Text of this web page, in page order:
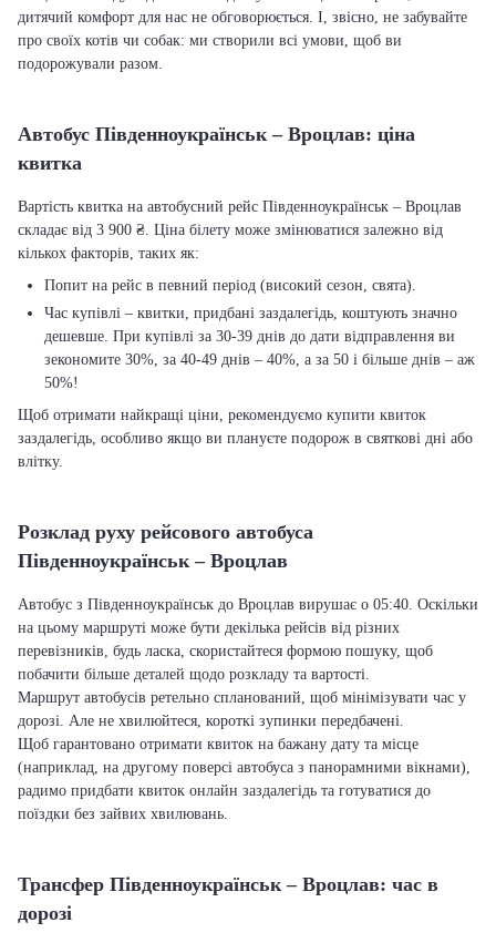
дитячий комфорт для нас не обговорюється. І, звісно, не забувайте
про своїх котів чи собак: ми створили всі умови, щоб ви
подорожували разом.
Автобус Південноукраїнськ – Вроцлав: ціна
квитка
Вартість квитка на автобусний рейс Південноукраїнськ – Вроцлав
складає від 3 900 ₴. Ціна білету може змінюватися залежно від
кількох факторів, таких як:
Попит на рейс в певний період (високий сезон, свята).
Час купівлі – квитки, придбані заздалегідь, коштують значно
дешевше. При купівлі за 30-39 днів до дати відправлення ви
зекономите 30%, за 40-49 днів – 40%, а за 50 і більше днів – аж
50%!
Щоб отримати найкращі ціни, рекомендуємо купити квиток
заздалегідь, особливо якщо ви плануєте подорож в святкові дні або
влітку.
Розклад руху рейсового автобуса
Південноукраїнськ – Вроцлав
Автобус з Південноукраїнськ до Вроцлав вирушає о 05:40. Оскільки
на цьому маршруті може бути декілька рейсів від різних
перевізників, будь ласка, скористайтеся формою пошуку, щоб
побачити більше деталей щодо розкладу та вартості.
Маршрут автобусів ретельно спланований, щоб мінімізувати час у
дорозі. Але не хвилюйтеся, короткі зупинки передбачені.
Щоб гарантовано отримати квиток на бажану дату та місце
(наприклад, на другому поверсі автобуса з панорамними вікнами),
радимо придбати квиток онлайн заздалегідь та готуватися до
поїздки без зайвих хвилювань.
Трансфер Південноукраїнськ – Вроцлав: час в
дорозі